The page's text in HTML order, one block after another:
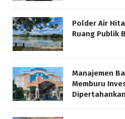
Polder Air
Ruang Publik
Manajemen
Memburu
Dipertahankan